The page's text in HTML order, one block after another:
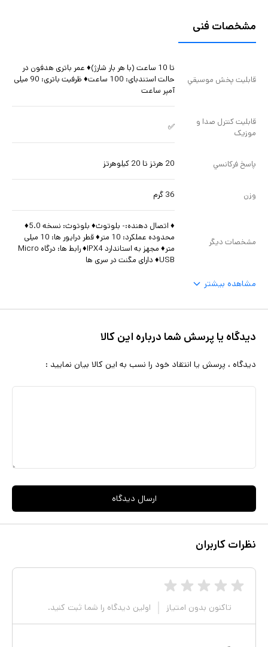
مشخصات فنی
قابليت پخش موسيقي
تا 10 ساعت (با هر بار شارژ)♦ عمر باتری هدفون در
حالت استندبای: 100 ساعت♦ ظرفیت باتری: 90 میلی
آمپر ساعت
قابليت کنترل صدا و
موزيک
✅
پاسخ فرکانسي 20 هرتز تا 20 کیلوهرتز
وزن 36 گرم
مشخصات ديگر
♦ اتصال دهنده:- بلوتوث♦ بلوتوث: نسخه 5.0♦
محدوده عملکرد: 10 متر♦ قطر درایور ها: 10 میلی
متر♦ مجهز به استاندارد IPX4♦ رابط ها: درگاه Micro
USB♦ دارای مگنت در سری ها
مشاهده بیشتر
دیدگاه یا پرسش شما درباره این کالا
دیدگاه ، پرسش یا انتقاد خود را نسب به این کالا بیان نمایید :
ارسال دیدگاه
نظرات کاربران
تاکنون بدون امتیاز اولین دیدگاه را شما ثبت کنید.